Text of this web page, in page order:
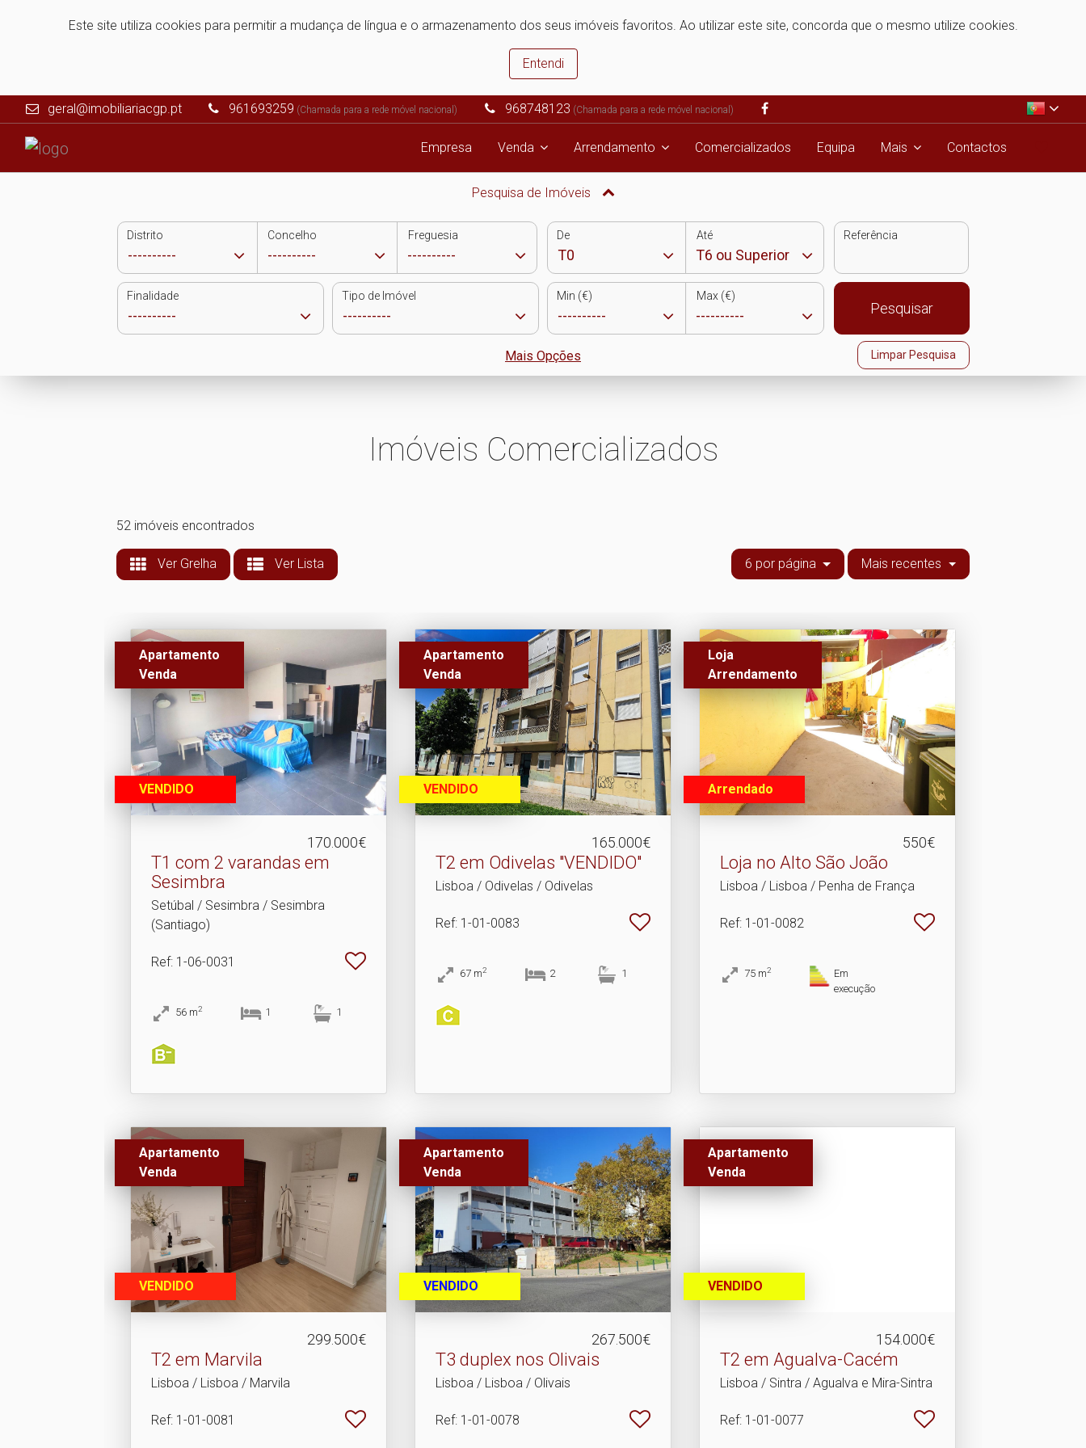
Este site utiliza cookies para permitir a mudança de língua e o armazenamento dos seus imóveis favoritos. Ao utilizar este site, concorda que o mesmo utilize cookies.
Entendi
geral@imobiliariacgp.pt 961693259 (Chamada para a rede móvel nacional) 968748123 (Chamada para a rede móvel nacional)
Empresa Venda Arrendamento Comercializados Equipa Mais Contactos
Pesquisa de Imóveis
Distrito Concelho Freguesia De Até Referência
Finalidade Tipo de Imóvel Min (€) Max (€)
Pesquisar
Mais Opções Limpar Pesquisa
Imóveis Comercializados
52 imóveis encontrados
Ver Grelha Ver Lista 6 por página Mais recentes
Apartamento
Venda
VENDIDO
170.000€
T1 com 2 varandas em
Sesimbra
Setúbal / Sesimbra / Sesimbra
(Santiago)
Ref: 1-06-0031
56 m2 1 1
Apartamento
Venda
VENDIDO
165.000€
T2 em Odivelas "VENDIDO"
Lisboa / Odivelas / Odivelas
Ref: 1-01-0083
67 m2 2 1
Loja
Arrendamento
Arrendado
550€
Loja no Alto São João
Lisboa / Lisboa / Penha de França
Ref: 1-01-0082
75 m2
Em
execução
Apartamento
Venda
VENDIDO
299.500€
T2 em Marvila
Lisboa / Lisboa / Marvila
Ref: 1-01-0081
Apartamento
Venda
VENDIDO
267.500€
T3 duplex nos Olivais
Lisboa / Lisboa / Olivais
Ref: 1-01-0078
Apartamento
Venda
VENDIDO
154.000€
T2 em Agualva-Cacém
Lisboa / Sintra / Agualva e Mira-Sintra
Ref: 1-01-0077